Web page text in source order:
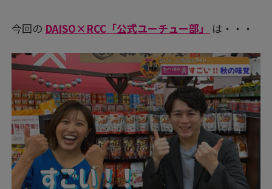
今回の DAISO×RCC「公式ユーチュー部」 は・・・